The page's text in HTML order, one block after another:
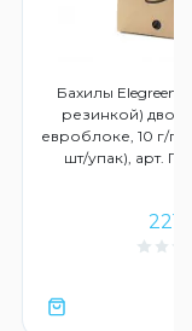
Бахилы Elegreen
резинкой)
евроблоке, 10 г/
шт/упак), арт.
2215